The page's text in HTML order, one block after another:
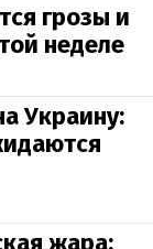
грозы и
неделе
Украину:
жара: